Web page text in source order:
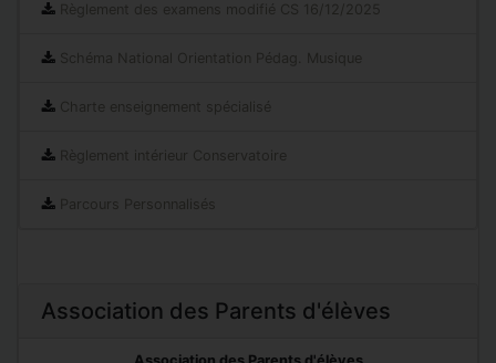
Règlement des examens modifié CS 16/12/2025
Schéma National Orientation Pédag. Musique
Charte enseignement spécialisé
Règlement intérieur Conservatoire
Parcours Personnalisés
Association des Parents d'élèves